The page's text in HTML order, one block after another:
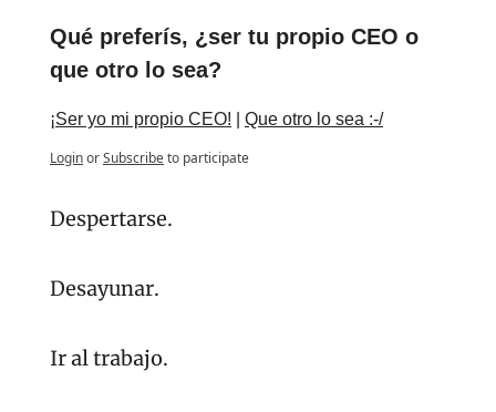
Qué preferís, ¿ser tu propio CEO o
que otro lo sea?
¡Ser yo mi propio CEO! Que otro lo sea :-/
LoginorSubscribeto participate
Despertarse.
Desayunar.
Ir al trabajo.